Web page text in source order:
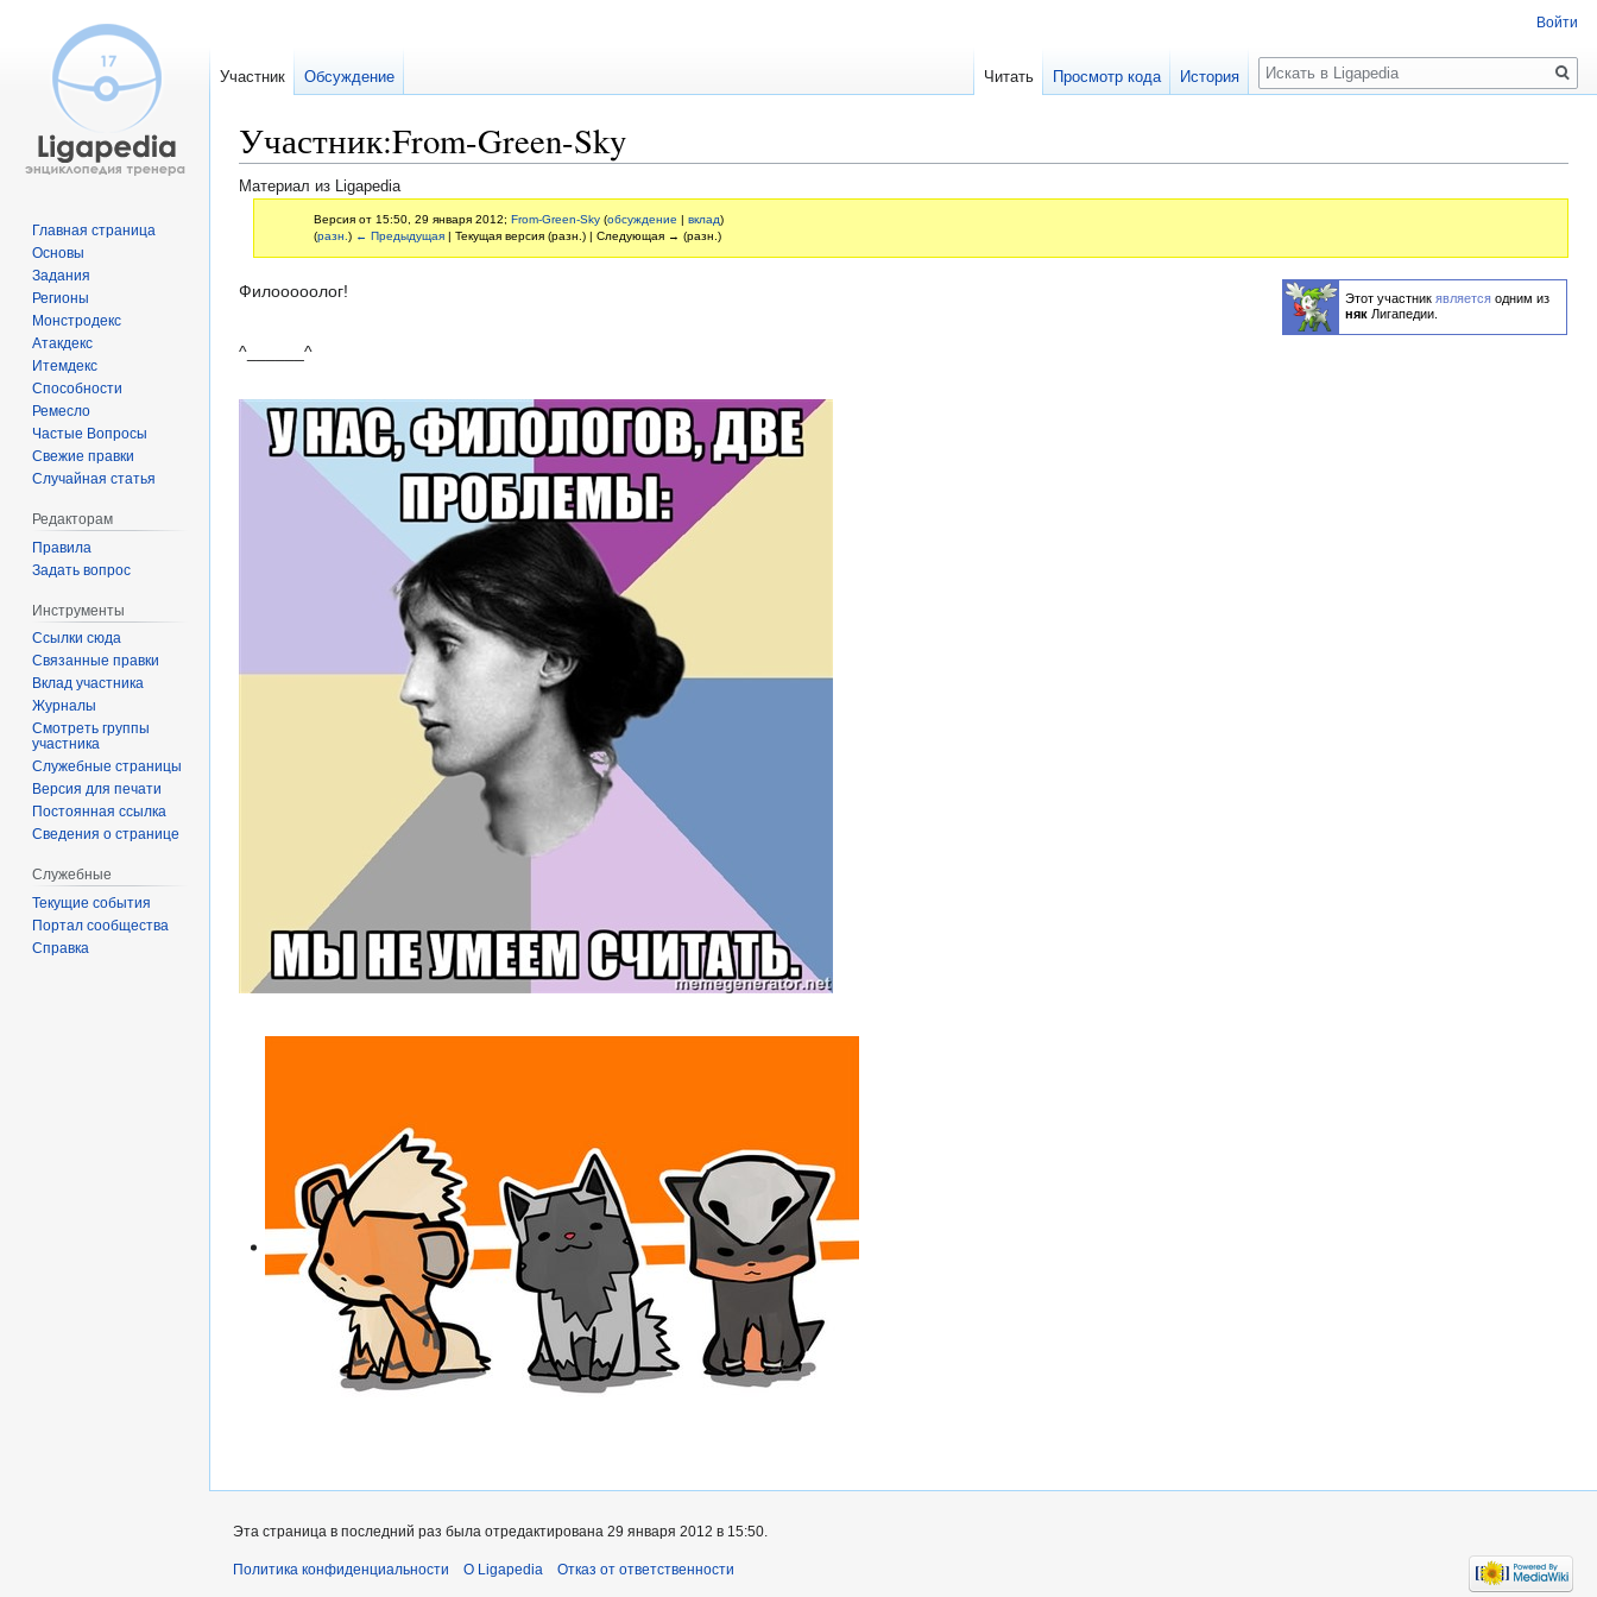
Участник:From-Green-Sky
Материал из Ligapedia
Версия от 15:50, 29 января 2012; From-Green-Sky (обсуждение | вклад)
(разн. ) ← Предыдущая| Текущая версия (разн.) | Следующая → (разн.)
Перейти
навигации
Перейти
поиску
Этот участникявляется одним из
няк Лигапедии.
Филооооолог!
^______^
Войти
Участник Обсуждение Читать Просмотр кода История
Поиск
Главная страница
Основы
Задания
Регионы
Монстродекс
Атакдекс
Итемдекс
Способности
Ремесло
Частые Вопросы
Свежие правки
Случайная статья
Редакторам
Правила
Задать вопрос
Инструменты
Ссылки сюда
Связанные правки
Вклад участника
Журналы
Смотреть группы
участника
Служебные страницы
Версия для печати
Постоянная ссылка
Сведения о странице
Служебные
Текущие события
Портал сообщества
Справка
Эта страница в последний раз была отредактирована 29 января 2012 в 15:50.
Политика конфиденциальности О Ligapedia Отказ от ответственности